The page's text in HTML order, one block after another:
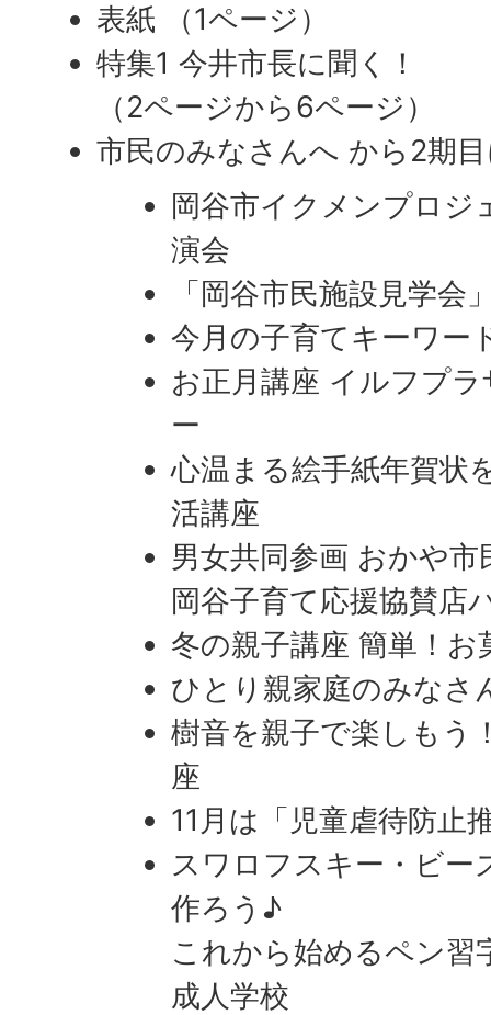
表紙 （1ページ）
特集1 今井市長に聞く！
（2ページから6ページ）
市民のみなさんへ から2期
岡谷市イクメンプロジ
演会
「岡谷市民施設見学会
今月の子育てキーワー
お正月講座 イルフプ
ー
心温まる絵手紙年賀状
活講座
男女共同参画 おかや
岡谷子育て応援協賛店
冬の親子講座 簡単！お
ひとり親家庭のみなさ
樹音を親子で楽しもう
座
11月は「児童虐待防止
スワロフスキー・ビー
作ろう♪
これから始めるペン習
成人学校